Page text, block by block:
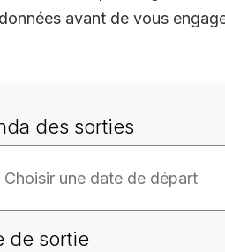
avant de vous
des sorties
de sortie